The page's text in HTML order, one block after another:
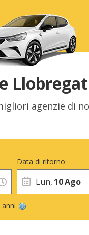
agenzie di
Data di ritorno:
Lun, 10Ago